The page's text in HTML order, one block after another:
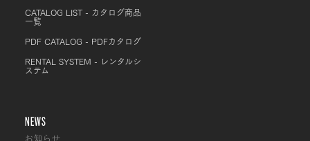
CATALOG LIST - カタログ商品
一覧
PDF CATALOG - PDFカタログ
RENTAL SYSTEM - レンタルシ
ステム
NEWS
お知らせ